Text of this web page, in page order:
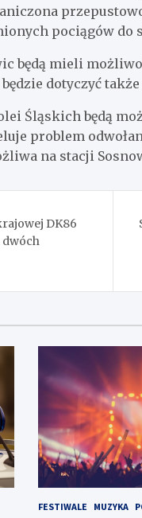
pociągów do
będą mieli
dotyczyć
Śląskich będą
problem
na stacji
DK86
dwóch
FESTIWALE MUZYKA